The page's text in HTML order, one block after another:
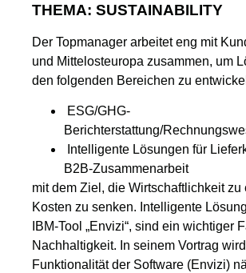
THEMA: SUSTAINABILITY
Der Topmanager arbeitet eng mit
und Mittelosteuropa zusammen, um
den folgenden Bereichen zu
ESG/GHG-
Berichterstattung/
Intelligente Lösungen für
B2B-Zusammenarbeit
mit dem Ziel, die Wirtschaftlichkeit zu
Kosten zu senken. Intelligente
IBM-Tool „Envizi“, sind ein wichtiger
Nachhaltigkeit. In seinem Vortrag
Funktionalität der Software (Envizi)